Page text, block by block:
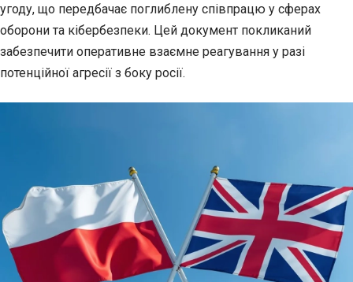
угоду, що передбачає поглиблену співпрацю у сферах
оборони та кібербезпеки. Цей документ покликаний
забезпечити оперативне взаємне реагування у разі
потенційної агресії з боку росії.